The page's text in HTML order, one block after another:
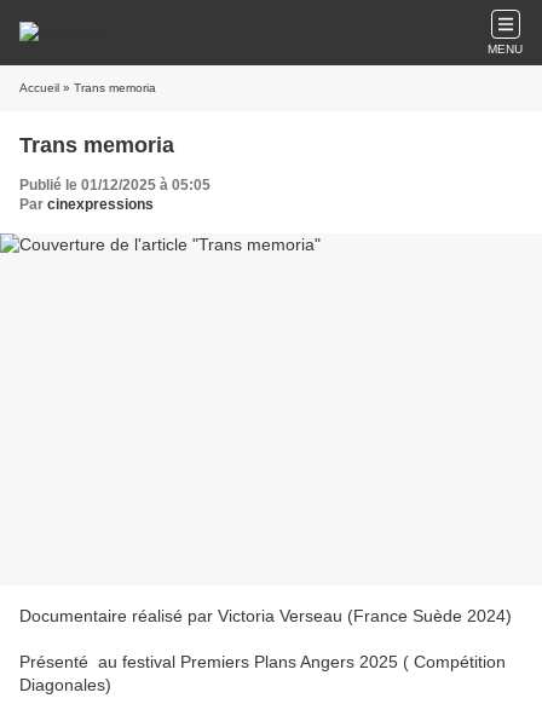
MENU
Accueil » Trans memoria
Trans memoria
Publié le 01/12/2025 à 05:05
Par cinexpressions
Documentaire réalisé par Victoria Verseau (France Suède 2024)
Présenté au festival Premiers Plans Angers 2025 ( Compétition
Diagonales)